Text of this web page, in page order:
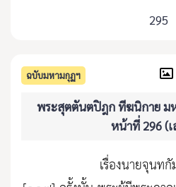
295
ฉบับมหามกุฏฯ
พระสุตตันตปิฎก ทีฆนิกาย ม
หน้าที่ 296 (
เรื่องนายจุนท